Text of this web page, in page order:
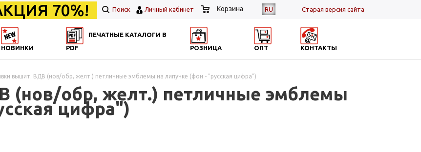
RU Cтарая версия сайта
70%! Поиск Личный кабинет Корзина
НОВИНКИ
ПЕЧАТНЫЕ КАТАЛОГИ В
PDF
РОЗНИЦА ОПТ КОНТАКТЫ
вышит. ВДВ (нов/обр, желт.) петличные эмблемы на липучке (фон - "русская цифра")
(нов/обр, желт.) петличные эмблемы
цифра")